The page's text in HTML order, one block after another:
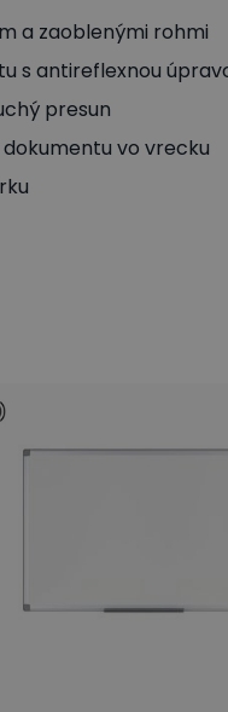
a zaoblenými rohmi
s antireflexnou
presun
vo vrecku
vybavenie